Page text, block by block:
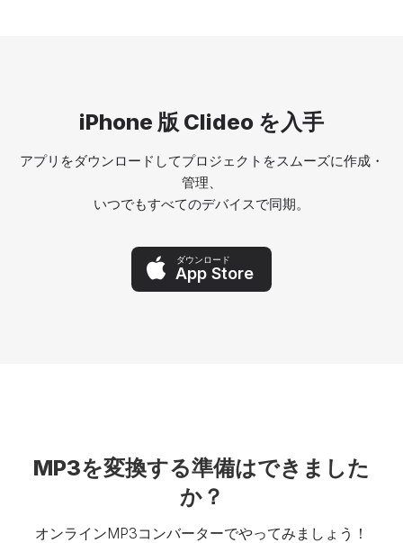
iPhone 版 Clideo を入手
アプリをダウンロードしてプロジェクトをスムーズに作成・
管理、
いつでもすべてのデバイスで同期。
ダウンロード
App Store
MP3を変換する準備はできました
か？
オンラインMP3コンバーターでやってみましょう！